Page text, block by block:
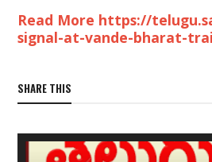
Read More https://
signal-at-vande-bharat-
SHARE THIS